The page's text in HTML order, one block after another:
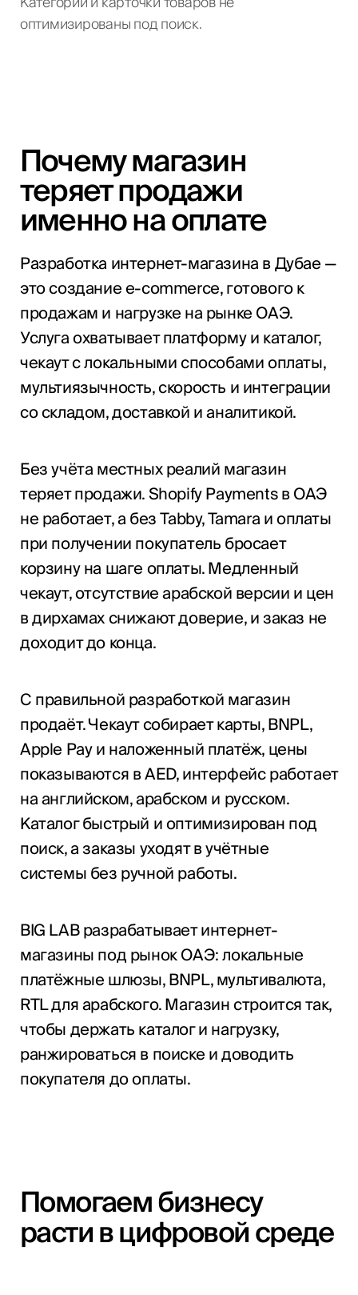
оптимизированы под поиск.
Почему магазин
теряет продажи
именно на оплате
Разработка интернет-магазина в Дубае —
это создание e-commerce, готового к
продажам и нагрузке на рынке ОАЭ.
Услуга охватывает платформу и каталог,
чекаут с локальными способами оплаты,
мультиязычность, скорость и интеграции
со складом, доставкой и аналитикой.
Без учёта местных реалий магазин
теряет продажи. Shopify Payments в ОАЭ
не работает, а без Tabby, Tamara и оплаты
при получении покупатель бросает
корзину на шаге оплаты. Медленный
чекаут, отсутствие арабской версии и цен
в дирхамах снижают доверие, и заказ не
доходит до конца.
С правильной разработкой магазин
продаёт. Чекаут собирает карты, BNPL,
Apple Pay и наложенный платёж, цены
показываются в AED, интерфейс работает
на английском, арабском и русском.
Каталог быстрый и оптимизирован под
поиск, а заказы уходят в учётные
системы без ручной работы.
BIG LAB разрабатывает интернет-
магазины под рынок ОАЭ: локальные
платёжные шлюзы, BNPL, мультивалюта,
RTL для арабского. Магазин строится так,
чтобы держать каталог и нагрузку,
ранжироваться в поиске и доводить
покупателя до оплаты.
Помогаем бизнесу
расти в цифровой среде